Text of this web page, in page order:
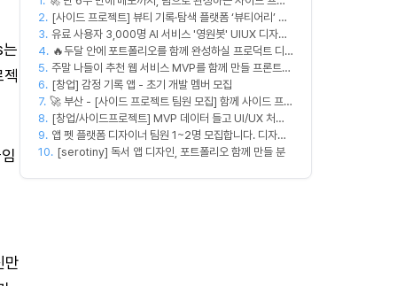
만
젝트 [스위프 웹 15기] 🚀
2. [사이드 프로젝트] 뷰티 기록·탐색 플랫폼 ‘뷰티어리’ 디
자이너·프론트엔드·백엔드 팀원을 모집합니다
3. 유료 사용자 3,000명 AI 서비스 '영원봇' UIUX 디자인
팀원 모집
4. 🔥두달 안에 포트폴리오를 함께 완성하실 프로덕트 디
자이너를 찾습니다!🔥
5. 주말 나들이 추천 웹 서비스 MVP를 함께 만들 프론트엔
드/디자이너 모집합니다
6. [창업] 감정 기록 앱 - 초기 개발 멤버 모집
7. 🚀 부산 - [사이드 프로젝트 팀원 모집] 함께 사이드 프로
젝트 진행할 팀원 모집합니다. 🚀
8. [창업/사이드프로젝트] MVP 데이터 들고 UI/UX 처음
부터 다시 짤 'PM 겸 프로덕트 디자이너' 구합니다
9. 앱 펫 플랫폼 디자이너 팀원 1~2명 모집합니다. 디자인
범위는 한분씩 아바타 디자인,앱 디자인 맡습니다 혼자
10. [serotiny] 독서 앱 디자인, 포트폴리오 함께 만들 분